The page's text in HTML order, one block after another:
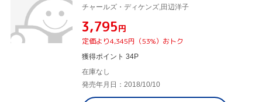
チャールズ・ディケンズ,田辺洋子
¥3,795円
定価より4,345円（53%）おトク
獲得ポイント 34P
在庫なし
発売年月日：2018/10/10